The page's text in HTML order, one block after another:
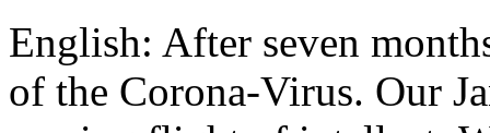
English: After seven
of the Corona-Virus. Our